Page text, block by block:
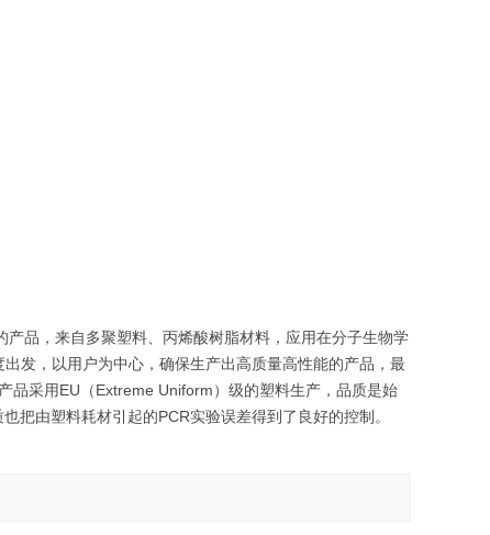
品，来自多聚塑料、丙烯酸树脂材料，应用在分子生物学
发，以用户为中心，确保生产出高质量高性能的产品，最
品采用EU（Extreme Uniform）级的塑料生产，品质是始
把由塑料耗材引起的PCR实验误差得到了良好的控制。